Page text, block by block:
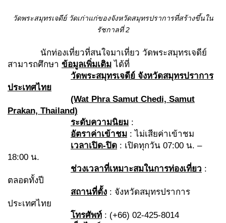
วัดพระสมุทรเจดีย์ วัดเก่าแก่ของจังหวัดสมุทรปราการที่สร้างขึ้นใน
รัชกาลที่2
นักท่องเที่ยวที่สนใจมาเที่ยว วัดพระสมุทรเจดีย์
สามารถศึกษา ข้อมูลเพิ่มเติม ได้ที่
วัดพระสมุทรเจดีย์ จังหวัดสมุทรปราการ
ประเทศไทย
(Wat Phra Samut Chedi, Samut
Prakan, Thailand)
ระดับความนิยม :
อัตราค่าเข้าชม : ไม่เสียค่าเข้าชม
เวลาเปิด-ปิด : เปิดทุกวัน 07:00 น. –
18:00 น.
ช่วงเวลาที่เหมาะสมในการท่องเที่ยว :
ตลอดทั้งปี
สถานที่ตั้ง : จังหวัดสมุทรปราการ
ประเทศไทย
โทรศัพท์ : (+66) 02-425-8014